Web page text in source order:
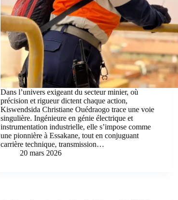
Dans l’univers exigeant du secteur minier, où
précision et rigueur dictent chaque action,
Kiswendsida Christiane Ouédraogo trace une voie
singulière. Ingénieure en génie électrique et
instrumentation industrielle, elle s’impose comme
une pionnière à Essakane, tout en conjuguant
carrière technique, transmission…
20 mars 2026